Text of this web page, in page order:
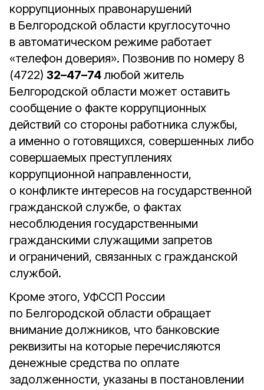
коррупционных правонарушений
в Белгородской области круглосуточно
в автоматическом режиме работает
«телефон доверия». Позвонив по номеру 8
(4722) 32–47–74любой житель
Белгородской области может оставить
сообщение о факте коррупционных
действий со стороны работника службы,
а именно о готовящихся, совершенных либо
совершаемых преступлениях
коррупционной направленности,
о конфликте интересов на государственной
гражданской службе, о фактах
несоблюдения государственными
гражданскими служащими запретов
и ограничений, связанных с гражданской
службой.
Кроме этого, УФССП России
по Белгородской области обращает
внимание должников, что банковские
реквизиты на которые перечисляются
денежные средства по оплате
задолженности, указаны в постановлении